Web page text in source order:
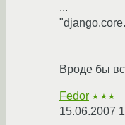
...
Вроде бы
Fedor ★★★
15.06.2007